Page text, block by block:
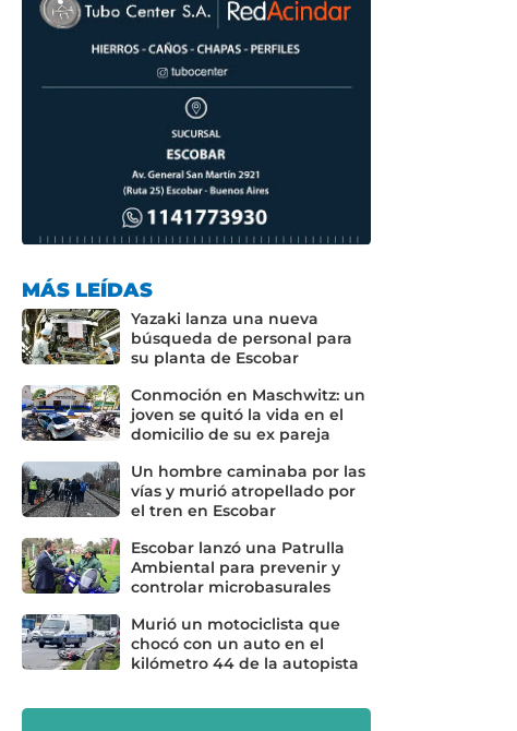
MÁS LEÍDAS
Yazaki lanza una nueva
búsqueda de personal para
su planta de Escobar
Conmoción en Maschwitz: un
joven se quitó la vida en el
domicilio de su ex pareja
Un hombre caminaba por las
vías y murió atropellado por
el tren en Escobar
Escobar lanzó una Patrulla
Ambiental para prevenir y
controlar microbasurales
Murió un motociclista que
chocó con un auto en el
kilómetro 44 de la autopista